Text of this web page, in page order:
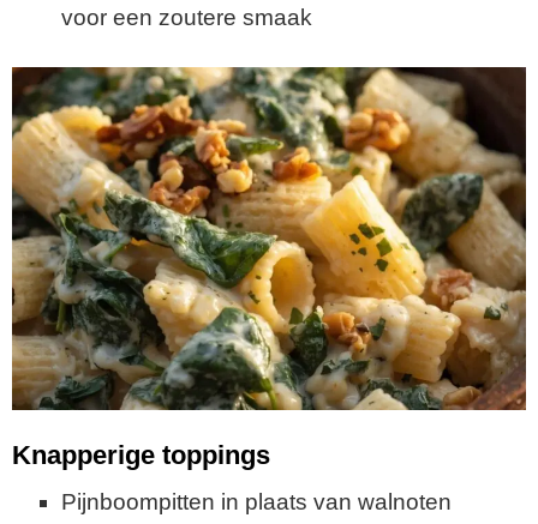
voor een zoutere smaak
Knapperige toppings
Pijnboompitten in plaats van walnoten